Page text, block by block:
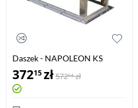
Daszek - NAPOLEON KS
140x350mm
37215zł57254 zł